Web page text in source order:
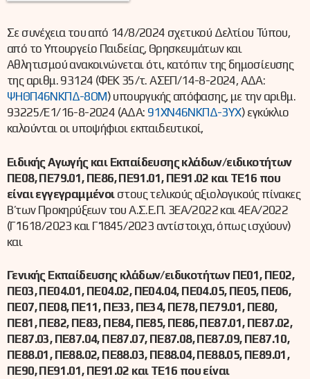
Σε συνέχεια του από 14/8/2024 σχετικού Δελτίου Τύπου,
από το Υπουργείο Παιδείας, Θρησκευμάτων και
Αθλητισμού ανακοινώνεται ότι, κατόπιν της δημοσίευσης
της αριθμ. 93124 (ΦΕΚ 35/τ. ΑΣΕΠ/14-8-2024, ΑΔΑ:
ΨΗΘΠ46ΝΚΠΔ-8ΟΜ) υπουργικής απόφασης, με την αριθμ.
93225/Ε1/16-8-2024 (ΑΔΑ: 91ΧΝ46ΝΚΠΔ-3ΥΧ) εγκύκλιο
καλούνται οι υποψήφιοι εκπαιδευτικοί,
Ειδικής Αγωγής και Εκπαίδευσης κλάδων/ειδικοτήτων
ΠΕ08, ΠΕ79.01, ΠΕ86, ΠΕ91.01, ΠΕ91.02 και ΤΕ16 που
είναι εγγεγραμμένοι στους τελικούς αξιολογικούς πίνακες
Β΄ των Προκηρύξεων του Α.Σ.Ε.Π. 3ΕΑ/2022 και 4ΕΑ/2022
(Γ΄1618/2023 και Γ΄1845/2023 αντίστοιχα, όπως ισχύουν)
και
Γενικής Εκπαίδευσης κλάδων/ειδικοτήτων ΠΕ01, ΠΕ02,
ΠΕ03, ΠΕ04.01, ΠΕ04.02, ΠΕ04.04, ΠΕ04.05, ΠΕ05, ΠΕ06,
ΠΕ07, ΠΕ08, ΠΕ11, ΠΕ33, ΠΕ34, ΠΕ78, ΠΕ79.01, ΠΕ80,
ΠΕ81, ΠΕ82, ΠΕ83, ΠΕ84, ΠΕ85, ΠΕ86, ΠΕ87.01, ΠΕ87.02,
ΠΕ87.03, ΠΕ87.04, ΠΕ87.07, ΠΕ87.08, ΠΕ87.09, ΠΕ87.10,
ΠΕ88.01, ΠΕ88.02, ΠΕ88.03, ΠΕ88.04, ΠΕ88.05, ΠΕ89.01,
ΠΕ90, ΠΕ91.01, ΠΕ91.02 και ΤΕ16 που είναι